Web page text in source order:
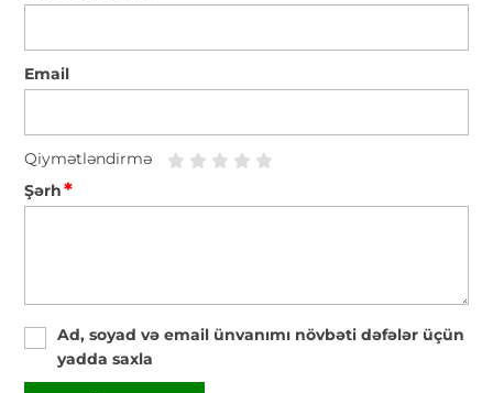
Email
Qiymətləndirmə
Şərh*
Ad, soyad və email ünvanımı növbəti dəfələr üçün
yadda saxla